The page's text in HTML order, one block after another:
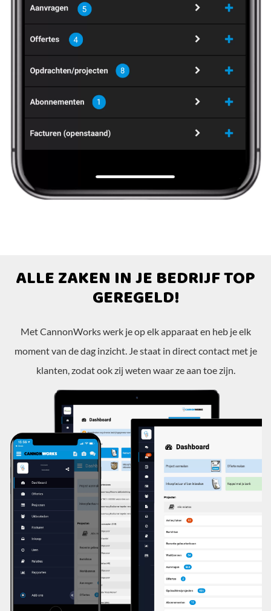
ALLE ZAKEN IN JE BEDRIJF TOP
GEREGELD!
Met CannonWorks werk je op elk apparaat en heb je elk
moment van de dag inzicht. Je staat in direct contact met je
klanten, zodat ook zij weten waar ze aan toe zijn.